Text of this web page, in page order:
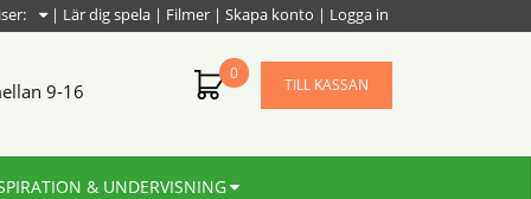
| Lär dig spela | Filmer | Skapa konto | Logga in
9-16
0
TILL KASSAN
& UNDERVISNING